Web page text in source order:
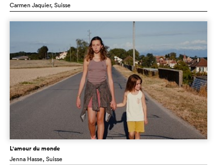
Carmen Jaquier, Suisse
L'amour du monde
Jenna Hasse, Suisse